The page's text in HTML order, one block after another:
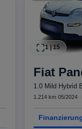
1 |15
Fiat
1.0 Mild Hybrid
1.214 km 05/2024